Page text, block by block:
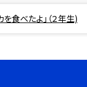
を食べたよ」（２年生)